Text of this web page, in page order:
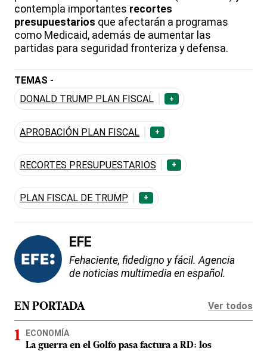
contempla importantes recortes
presupuestarios que afectarán a programas
como Medicaid, además de aumentar las
partidas para seguridad fronteriza y defensa.
TEMAS -
DONALD TRUMP PLAN FISCAL
+
APROBACIÓN PLAN FISCAL +
RECORTES PRESUPUESTARIOS +
PLAN FISCAL DE TRUMP +
EFE
Fehaciente, fidedigno y fácil. Agencia
de noticias multimedia en español.
EN PORTADA Ver todos
ECONOMÍA
La guerra en el Golfo pasa factura a RD: los